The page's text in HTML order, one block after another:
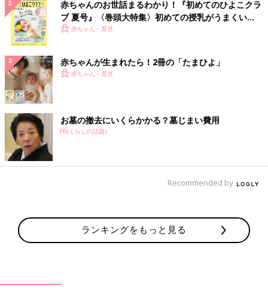
赤ちゃんのお世話まるわかり！『初めてのひよこクラ
ブ 夏号』〈巻頭大特集〉初めての授乳がうまくい
く！ おっぱい・ミルクの基本と夏のトラブル 解決テ
赤ちゃん・育児
赤ちゃんが生まれたら！2冊の「たまひよ」
赤ちゃん・育児
お墓の撤去にいくらかかる？墓じまい費用
PR(くらしの話題)
Recommended by
ランキングをもっと見る